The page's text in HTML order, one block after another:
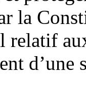
la
relatif
d’une